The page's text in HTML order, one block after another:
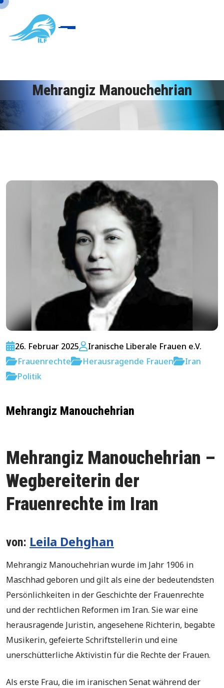
Mehrangiz Manouchehrian
26. Februar 2025
Iranische Liberale Frauen e.V.
Frauenrechte
Herausragende Frauen
Iran
Politik
Mehrangiz Manouchehrian
Mehrangiz Manouchehrian –
Wegbereiterin der
Frauenrechte im Iran
von: Leila Dehghan
Mehrangiz Manouchehrian wurde im Jahr 1906 in
Maschhad geboren und gilt als eine der bedeutendsten
Persönlichkeiten in der Geschichte der Frauenrechte
und der rechtlichen Reformen im Iran. Sie war eine
herausragende Juristin, angesehene Richterin, begabte
Musikerin, gefeierte Schriftstellerin und eine
unerschütterliche Aktivistin für die Rechte der Frauen.
Als erste Frau, die im iranischen Senat während der